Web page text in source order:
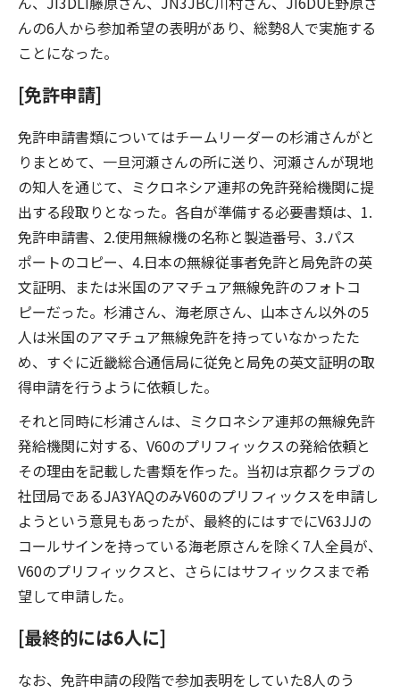
んの6人から参加希望の表明があり、総勢8人で実施する
ことになった。
[免許申請]
免許申請書類についてはチームリーダーの杉浦さんがと
りまとめて、一旦河瀬さんの所に送り、河瀬さんが現地
の知人を通じて、ミクロネシア連邦の免許発給機関に提
出する段取りとなった。各自が準備する必要書類は、1.
免許申請書、2.使用無線機の名称と製造番号、3.パス
ポートのコピー、4.日本の無線従事者免許と局免許の英
文証明、または米国のアマチュア無線免許のフォトコ
ピーだった。杉浦さん、海老原さん、山本さん以外の5
人は米国のアマチュア無線免許を持っていなかったた
め、すぐに近畿総合通信局に従免と局免の英文証明の取
得申請を行うように依頼した。
それと同時に杉浦さんは、ミクロネシア連邦の無線免許
発給機関に対する、V60のプリフィックスの発給依頼と
その理由を記載した書類を作った。当初は京都クラブの
社団局であるJA3YAQのみV60のプリフィックスを申請し
ようという意見もあったが、最終的にはすでにV63JJの
コールサインを持っている海老原さんを除く7人全員が、
V60のプリフィックスと、さらにはサフィックスまで希
望して申請した。
[最終的には6人に]
なお、免許申請の段階で参加表明をしていた8人のう